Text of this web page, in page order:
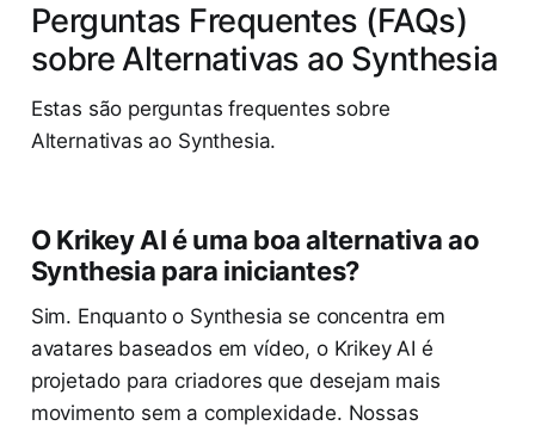
Perguntas Frequentes (FAQs)
sobre Alternativas ao Synthesia
Estas são perguntas frequentes sobre
Alternativas ao Synthesia.
O Krikey AI é uma boa alternativa ao
Synthesia para iniciantes?
Sim. Enquanto o Synthesia se concentra em
avatares baseados em vídeo, o Krikey AI é
projetado para criadores que desejam mais
movimento sem a complexidade. Nossas